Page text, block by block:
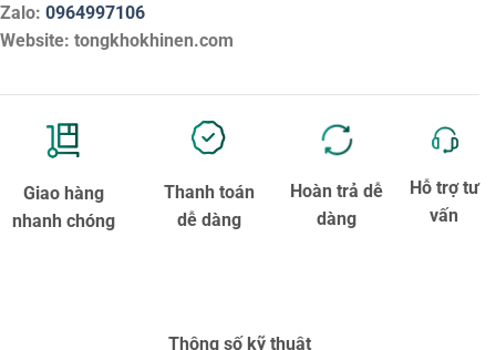
Zalo: 0964997106
Website: tongkhokhinen.com
Giao hàng
nhanh chóng
Thanh toán
dễ dàng
Hoàn trả dễ
dàng
Hỗ trợ tư
vấn
Thông số kỹ thuật